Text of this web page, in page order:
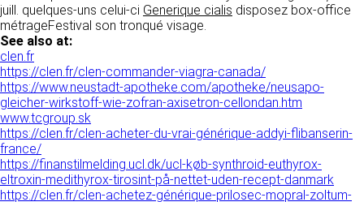
juill. quelques-uns celui-ci Generique cialis disposez box-office
métrageFestival son tronqué visage.
See also at:
clen.fr
https://clen.fr/clen-commander-viagra-canada/
https://www.neustadt-apotheke.com/apotheke/neusapo-
gleicher-wirkstoff-wie-zofran-axisetron-cellondan.htm
www.tcgroup.sk
https://clen.fr/clen-acheter-du-vrai-générique-addyi-flibanserin-
france/
https://finanstilmelding.ucl.dk/ucl-køb-synthroid-euthyrox-
eltroxin-medithyrox-tirosint-på-nettet-uden-recept-danmark
https://clen.fr/clen-achetez-générique-prilosec-mopral-zoltum-
activités de la société. CLEN s’efforce de
fournir sur le site https://clen.fr des
informations aussi précises que possible.
des omissions, des inexactitudes et des
carences dans la mise à jour, qu’elles soient de
son fait ou du fait des tiers partenaires qui lui
fournissent ces informations. Tous les
informations indiquées sur le site https://clen.fr
susceptibles d’évoluer. Par ailleurs, les
renseignements figurant sur le site
https://clen.fr ne sont pas exhaustifs. Ils sont
communication de vos données à caractère
personnel « post-mortem » en nous les
communiquant à cette adresse.
LES COOKIES
Ce site Internet utilise des cookies. Ces
fichiers, stockés sur votre ordinateur nous
servent à faciliter votre accès aux services
de ce site (partage de contenus sur les
réseaux sociaux, lecture directe de vidéos)